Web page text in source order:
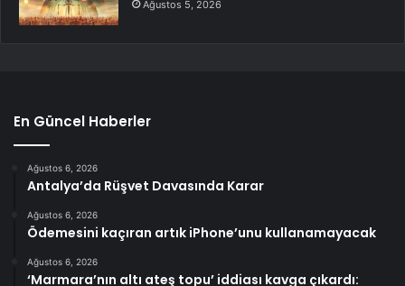
Ağustos 5, 2026
En Güncel Haberler
Ağustos 6, 2026
Antalya’da Rüşvet Davasında Karar
Ağustos 6, 2026
Ödemesini kaçıran artık iPhone’unu kullanamayacak
Ağustos 6, 2026
‘Marmara’nın altı ateş topu’ iddiası kavga çıkardı: